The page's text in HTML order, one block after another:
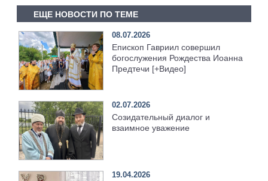
ЕЩЕ НОВОСТИ ПО ТЕМЕ
08.07.2026
Епископ Гавриил совершил
богослужения Рождества Иоанна
Предтечи [+Видео]
02.07.2026
Созидательный диалог и
взаимное уважение
19.04.2026